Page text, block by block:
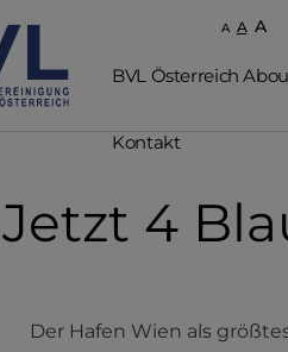
A A A
BVL Österreich
Kontakt
Jetzt 4
Der Hafen Wien als